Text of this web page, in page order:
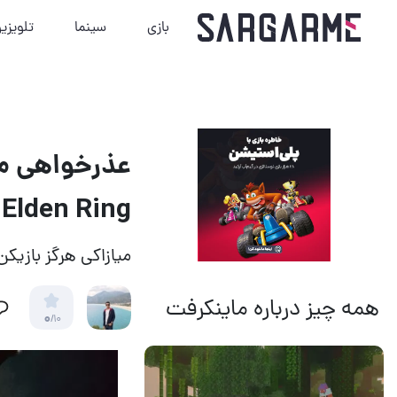
بازی سینما
همه چیز درباره ماینکرفت
عذرخواهی
Elden Ring
میازاکی هرگز
0/10